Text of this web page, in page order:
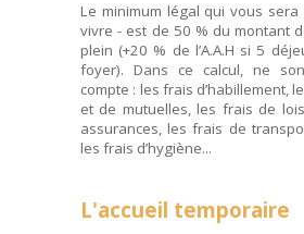
Le minimum légal qui vous
vivre - est de 50 % du montant
plein (+20 % de l’A.A.H si 5
foyer). Dans ce calcul, ne
compte : les frais d’habillement,
et de mutuelles, les frais de
assurances, les frais de
les frais d’hygiène...
L'accueil temporaire